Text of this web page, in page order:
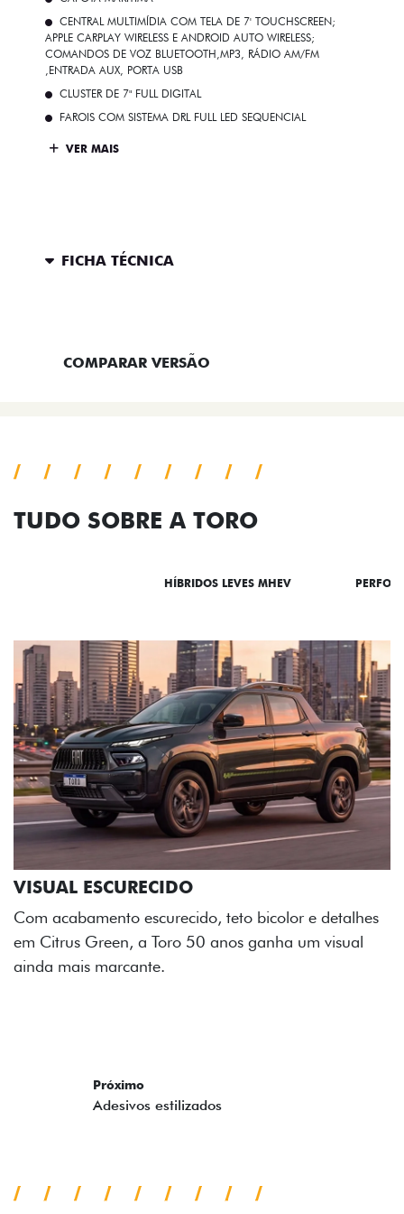
CENTRAL MULTIMÍDIA COM TELA DE 7' TOUCHSCREEN;
APPLE CARPLAY WIRELESS E ANDROID AUTO WIRELESS;
COMANDOS DE VOZ BLUETOOTH,MP3, RÁDIO AM/FM
,ENTRADA AUX, PORTA USB
CLUSTER DE 7" FULL DIGITAL
FAROIS COM SISTEMA DRL FULL LED SEQUENCIAL
VER MAIS
FICHA TÉCNICA
COMPARAR VERSÃO
TUDO SOBRE A TORO
HÍBRIDOS LEVES MHEV
ADESIVOS ESTILIZADOS
Os adesivos aplicados no capô e nas laterais
reforçam a identidade única dessa edição para lá de
comemorativa.
Previous
Next
A SUA TORO POR TODOS OS